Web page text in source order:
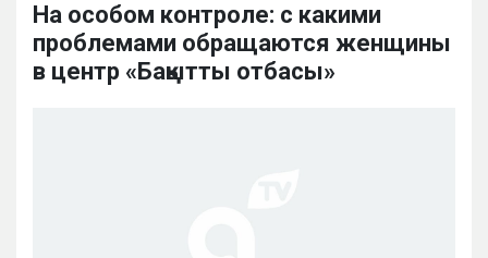
На особом контроле: с какими
проблемами обращаются женщины
в центр «Бақытты отбасы»